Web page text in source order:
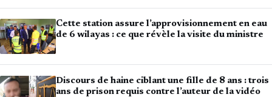
Cette station assure l’approvisionnement en eau
de 6 wilayas : ce que révèle la visite du ministre
Discours de haine ciblant une fille de 8 ans : trois
ans de prison requis contre l’auteur de la vidéo